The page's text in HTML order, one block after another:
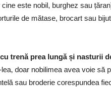
este nobil, burghez sau
de mătase, brocart sau
trenă prea lungă și nasturii
doar nobilimea avea voie să
sau broderie corespundea